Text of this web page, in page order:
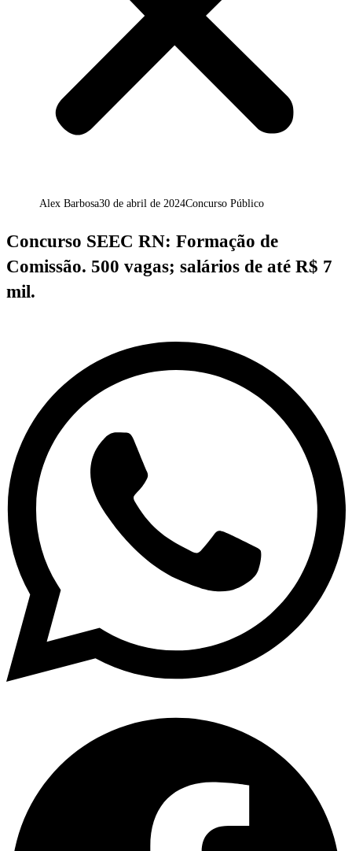
Alex Barbosa30 de abril de 2024Concurso Público
Concurso SEEC RN: Formação de
Comissão. 500 vagas; salários de até R$ 7
mil.